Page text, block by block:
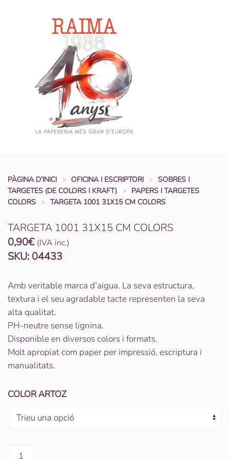
Skip to main content
PÀGINA D’INICI OFICINA I ESCRIPTORI
SOBRES I
TARGETES (DE COLORS I KRAFT)
PAPERS I TARGETES
COLORS
TARGETA 1001 31X15 CM COLORS
TARGETA 1001 31X15 CM COLORS
0,90€ (IVA inc.)
SKU: 04433
Amb veritable marca d’aigua. La seva estructura,
textura i el seu agradable tacte representen la seva
alta qualitat.
PH-neutre sense lignina.
Disponible en diversos colors i formats.
Molt apropiat com paper per impressió, escriptura i
manualitats.
COLOR ARTOZ
quantitat